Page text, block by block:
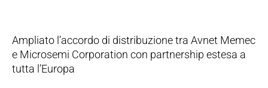
Ampliato l’accordo di distribuzione tra Avnet Memec
e Microsemi Corporation con partnership estesa a
tutta l’Europa